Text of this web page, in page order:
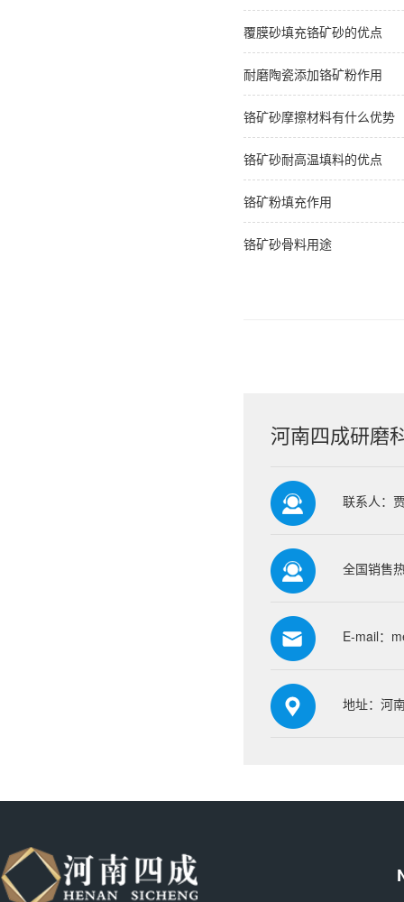
覆膜砂填充铬矿砂的优点
耐磨陶瓷添加铬矿粉作用
铬矿砂摩擦材料有什么优势
铬矿砂耐高温填料的优点
铬矿粉填充作用
铬矿砂骨料用途
河南四成研磨
联系人：
全国销售
E-mail：
地址：河